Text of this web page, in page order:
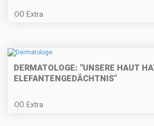
OÖ Extra
DERMATOLOGE: "UNSERE HAUT
ELEFANTENGEDÄCHTNIS”
OÖ Extra